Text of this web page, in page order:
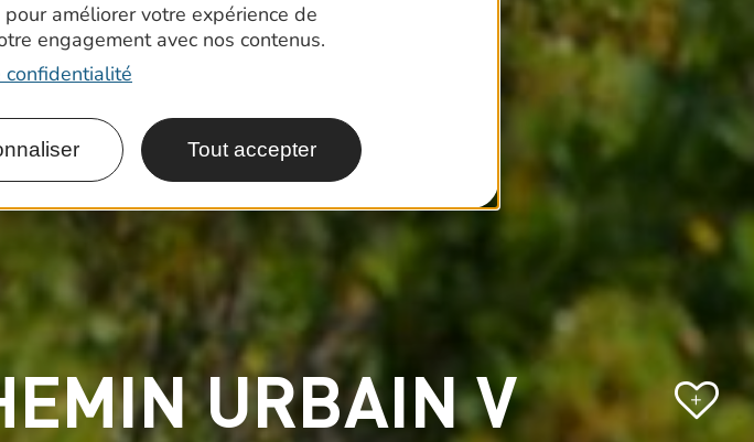
améliorer votre expérience de
engagement avec nos contenus.
confidentialité
Tout accepter
URBAIN V +